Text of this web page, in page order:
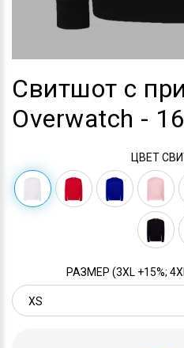
Свитшот с
Overwatch -
ЦВЕТ
РАЗМЕР (3XL +15%;